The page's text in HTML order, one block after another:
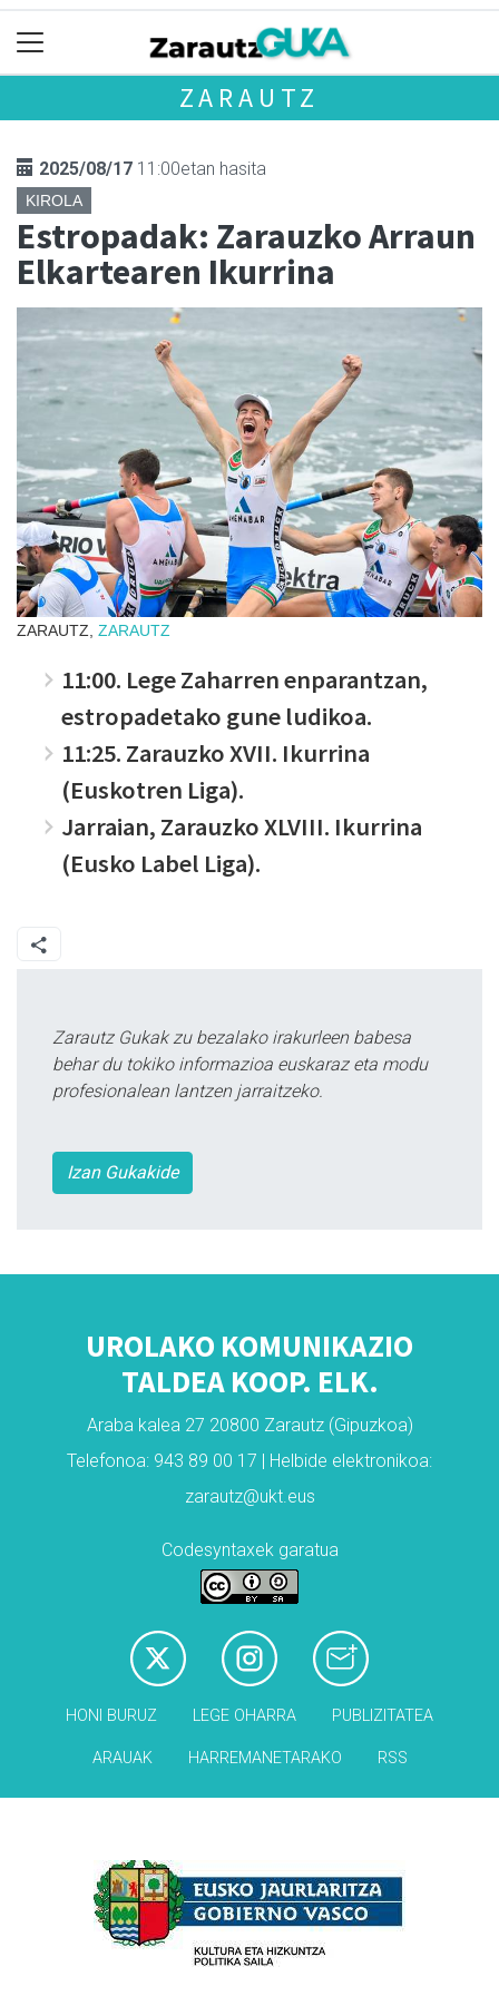
ZARAUTZ
2025/08/17 11:00etan hasita
KIROLA
Estropadak: Zarauzko Arraun
Elkartearen Ikurrina
ZARAUTZ, ZARAUTZ
11:00. Lege Zaharren enparantzan,
estropadetako gune ludikoa.
11:25. Zarauzko XVII. Ikurrina
(Euskotren Liga).
Jarraian, Zarauzko XLVIII. Ikurrina
(Eusko Label Liga).
Zarautz Gukak zu bezalako irakurleen babesa
behar du tokiko informazioa euskaraz eta modu
profesionalean lantzen jarraitzeko.
Izan Gukakide
UROLAKO KOMUNIKAZIO
TALDEA KOOP. ELK.
Araba kalea 27 20800 Zarautz (Gipuzkoa)
Telefonoa: 943 89 00 17 | Helbide elektronikoa:
zarautz@ukt.eus
Codesyntaxek garatua
HONI BURUZ LEGE OHARRA PUBLIZITATEA
ARAUAK HARREMANETARAKO RSS